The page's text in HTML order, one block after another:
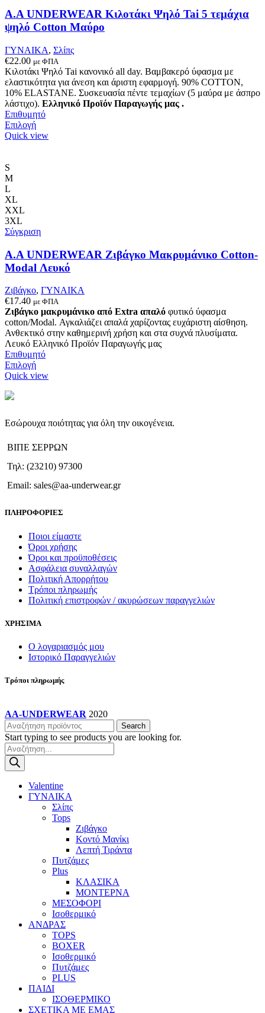
στη
σελίδα
του
A.A UNDERWEAR Κιλοτάκι Ψηλό Tai 5 τεμάχια
ψηλό Cotton Μαύρο
ΓΥΝΑΙΚΑ, Σλίπς
€22.00 με ΦΠΑ
Κιλοτάκι Ψηλό Tai κανονικό all day. Βαμβακερό ύφασμα με
ελαστικότητα για άνεση και άριστη εφαρμογή. 90% COTTON,
10% ELASTANE. Συσκευασία πέντε τεμαχίων (5 μαύρα με άσπρο
λάστιχο). Ελληνικό Προϊόν Παραγωγής μας .
Επιθυμητό
ΕπιλογήΑυτό
το
επιλεγούν
σελίδα
του
προϊόντος
Quick view
S
M
L
XL
XXL
3XL
Σύγκριση
Α.A UNDERWEAR Ζιβάγκο Μακρυμάνικο Cotton-
Modal Λευκό
Ζιβάγκο, ΓΥΝΑΙΚΑ
€17.40 με ΦΠΑ
Ζιβάγκο μακρυμάνικο από Extra απαλό φυτικό ύφασμα
cotton/Modal. Αγκαλιάζει απαλά χαρίζοντας ευχάριστη αίσθηση.
Ανθεκτικό στην καθημερινή χρήση και στα συχνά πλυσίματα.
Λευκό Ελληνικό Προϊόν Παραγωγής μας
Επιθυμητό
ΕπιλογήΑυτό
το
παραλλαγές.
Οι
μπορούν
επιλεγούν
στη
σελίδα
προϊόντος
Quick view
Εσώρουχα ποιότητας για όλη την οικογένεια.
ΒΙΠΕ ΣΕΡΡΩΝ
Τηλ: (23210) 97300
Email: sales@aa-underwear.gr
ΠΛΗΡΟΦΟΡΙΕΣ
Ποιοι είμαστε
Όροι χρήσης
Όροι και προϋποθέσεις
Ασφάλεια συναλλαγών
Πολιτική Απορρήτου
Τρόποι πληρωμής
Πολιτική επιστροφών / ακυρώσεων παραγγελιών
ΧΡΗΣΙΜΑ
Ο λογαριασμός μου
Ιστορικό Παραγγελιών
Τρόποι πληρωμής
AA-UNDERWEAR 2020
Search
Start typing to see products you are looking for.
Products
search
Valentine
ΓΥΝΑΙΚΑ
Σλίπς
Tops
Ζιβάγκο
Κοντό Μανίκι
Λεπτή Τιράντα
Πυτζάμες
Plus
ΚΛΑΣΙΚΑ
ΜΟΝΤΕΡΝΑ
ΜΕΣΟΦΟΡΙ
Ισοθερμικό
ΑΝΔΡΑΣ
TOPS
BOXER
Ισοθερμικό
Πυτζάμες
PLUS
ΠΑΙΔΙ
ΙΣΟΘΕΡΜΙΚΟ
ΣΧΕΤΙΚΑ ΜΕ ΕΜΑΣ